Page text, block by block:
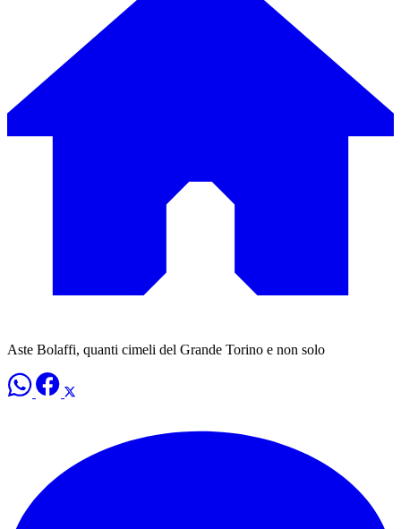
Aste Bolaffi, quanti cimeli del Grande Torino e non solo